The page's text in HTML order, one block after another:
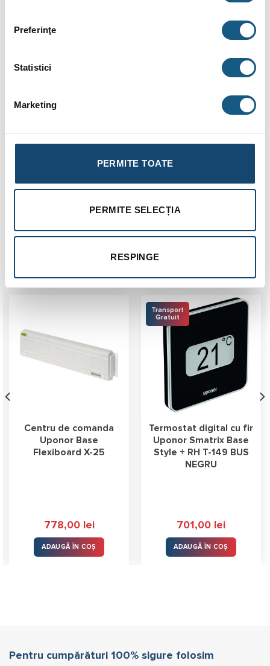
Preferinţe
Statistici
Marketing
PERMITE TOATE
PERMITE SELECȚIA
RESPINGE
temperatură interioară cu temp. min/max pardoseală, RS-
Indicator baterie descărcată
Conformitate CE, clasă de protecție II IP30
Centru de comanda
Uponor Base
Flexiboard X-25
778,00 lei
ADAUGĂ ÎN COȘ
Transport
Gratuit
Termostat digital cu fir
Uponor Smatrix Base
Style + RH T-149 BUS
NEGRU
701,00 lei
ADAUGĂ ÎN COȘ
Pentru cumpărături 100% sigure folosim